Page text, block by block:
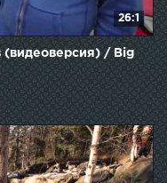
26:1
(видеоверсия) / Big